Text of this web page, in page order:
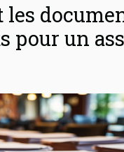
les
pour un